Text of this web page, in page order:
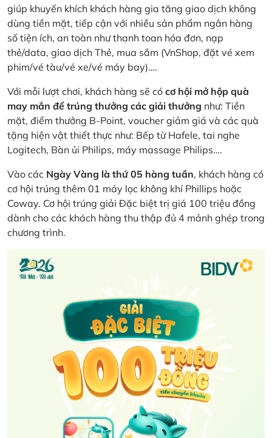
giúp khuyến khích khách hàng gia tăng giao dịch không
dùng tiền mặt, tiếp cận với nhiều sản phẩm ngân hàng
số tiện ích, an toàn như thanh toan hóa đơn, nạp
thẻ/data, giao dịch Thẻ, mua sắm (VnShop, đặt vé xem
phim/vé tàu/vé xe/vé máy bay)….
Với mỗi lượt chơi, khách hàng sẽ có cơ hội mở hộp quà
may mắn để trúng thưởng các giải thưởng như: Tiền
mặt, điểm thưởng B-Point, voucher giảm giá và các quà
tặng hiện vật thiết thực như: Bếp từ Hafele, tai nghe
Logitech, Bàn ủi Philips, máy massage Philips….
Vào các Ngày Vàng là thứ 05 hàng tuần, khách hàng có
cơ hội trúng thêm 01 máy lọc không khí Phillips hoặc
Coway. Cơ hội trúng giải Đặc biệt trị giá 100 triệu đồng
dành cho các khách hàng thu thập đủ 4 mảnh ghép trong
chương trình.